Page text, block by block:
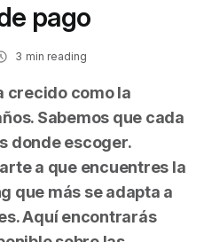
pago
3 min reading
crecido como la
Sabemos que cada
donde escoger.
a que encuentres la
que más se adapta a
Aquí encontrarás